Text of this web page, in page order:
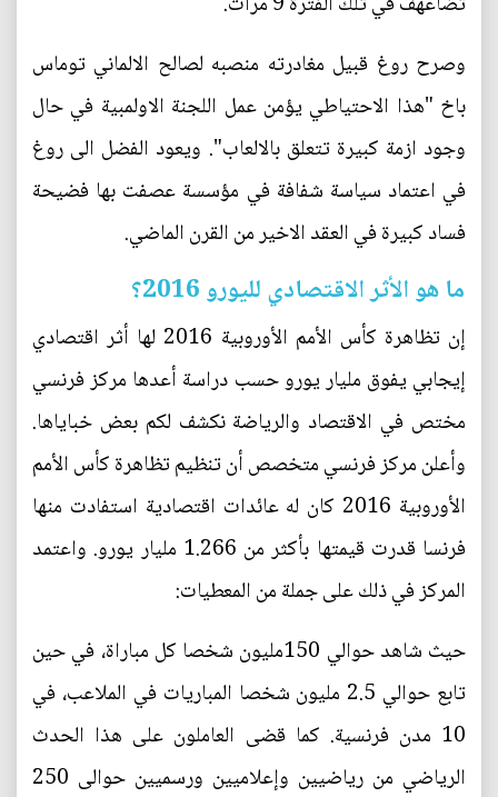
وصرح روغ قبيل مغادرته منصبه لصالح الالماني توماس
باخ "هذا الاحتياطي يؤمن عمل اللجنة الاولمبية في حال
وجود ازمة كبيرة تتعلق بالالعاب". ويعود الفضل الى روغ
في اعتماد سياسة شفافة في مؤسسة عصفت بها فضيحة
فساد كبيرة في العقد الاخير من القرن الماضي.
ما هو الأثر الاقتصادي لليورو 2016؟
إن تظاهرة كأس الأمم الأوروبية 2016 لها أثر اقتصادي
إيجابي يفوق مليار يورو حسب دراسة أعدها مركز فرنسي
مختص في الاقتصاد والرياضة نكشف لكم بعض خباياها.
وأعلن مركز فرنسي متخصص أن تنظيم تظاهرة كأس الأمم
الأوروبية 2016 كان له عائدات اقتصادية استفادت منها
فرنسا قدرت قيمتها بأكثر من 1.266 مليار يورو. واعتمد
المركز في ذلك على جملة من المعطيات:
حيث شاهد حوالي 150مليون شخصا كل مباراة، في حين
تابع حوالي 2.5 مليون شخصا المباريات في الملاعب، في
10 مدن فرنسية. كما قضى العاملون على هذا الحدث
الرياضي من رياضيين وإعلاميين ورسميين حوالى 250